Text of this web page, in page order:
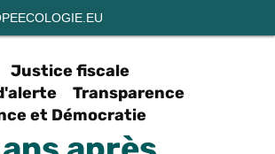
Justice fiscale
Transparence
et Démocratie